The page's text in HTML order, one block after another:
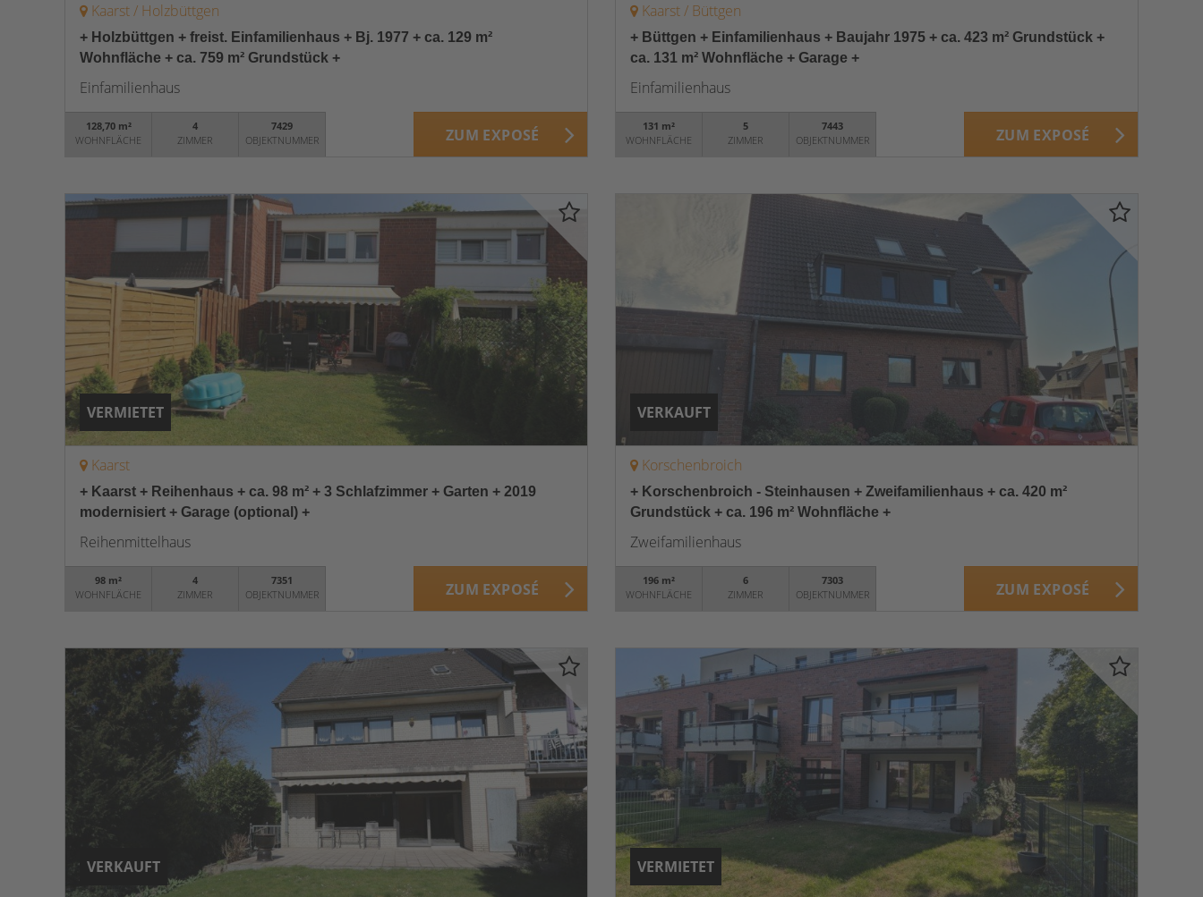
Kaarst / Holzbüttgen
+ Holzbüttgen + freist. Einfamilienhaus + Bj. 1977 + ca. 129 m²
Wohnfläche + ca. 759 m² Grundstück +
Einfamilienhaus
128,70 m²
WOHNFLÄCHE
4
ZIMMER
7429
OBJEKTNUMMER
ZUM EXPOSÉ
Kaarst / Büttgen
+ Büttgen + Einfamilienhaus + Baujahr 1975 + ca. 423 m² Grundstück +
ca. 131 m² Wohnfläche + Garage +
Einfamilienhaus
131 m²
WOHNFLÄCHE
5
ZIMMER
7443
OBJEKTNUMMER
ZUM EXPOSÉ
VERMIETET
Kaarst
+ Kaarst + Reihenhaus + ca. 98 m² + 3 Schlafzimmer + Garten + 2019
modernisiert + Garage (optional) +
Reihenmittelhaus
98 m²
WOHNFLÄCHE
4
ZIMMER
7351
OBJEKTNUMMER
ZUM EXPOSÉ
VERKAUFT
Korschenbroich
+ Korschenbroich - Steinhausen + Zweifamilienhaus + ca. 420 m²
Grundstück + ca. 196 m² Wohnfläche +
Zweifamilienhaus
196 m²
WOHNFLÄCHE
6
ZIMMER
7303
OBJEKTNUMMER
ZUM EXPOSÉ
VERKAUFT VERMIETET